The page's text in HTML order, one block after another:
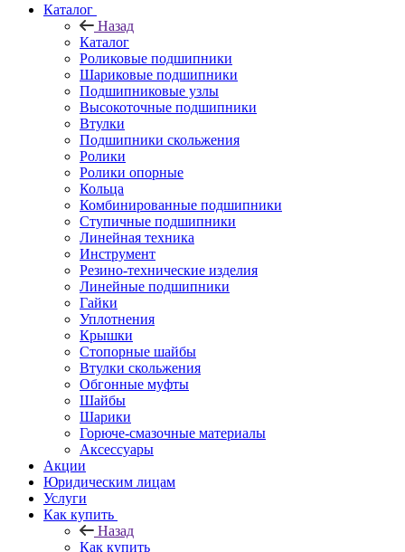
Каталог
Назад
Каталог
Роликовые подшипники
Шариковые подшипники
Подшипниковые узлы
Высокоточные подшипники
Втулки
Подшипники скольжения
Ролики
Ролики опорные
Кольца
Комбинированные подшипники
Ступичные подшипники
Линейная техника
Инструмент
Резино-технические изделия
Линейные подшипники
Гайки
Уплотнения
Крышки
Стопорные шайбы
Втулки скольжения
Обгонные муфты
Шайбы
Шарики
Горюче-смазочные материалы
Аксессуары
Акции
Юридическим лицам
Услуги
Как купить
Назад
Как купить